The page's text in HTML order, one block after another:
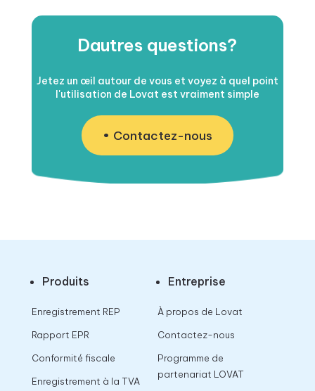
Dautres questions?
Jetez un œil autour de vous et voyez à quel point
l'utilisation de Lovat est vraiment simple
Contactez-nous
Produits
Enregistrement REP
Rapport EPR
Conformité fiscale
Enregistrement à la TVA
Entreprise
À propos de Lovat
Contactez-nous
Programme de
partenariat LOVAT